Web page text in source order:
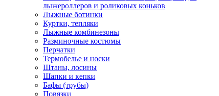
лыжероллеров и роликовых коньков
Лыжные ботинки
Куртки, тепляки
Лыжные комбинезоны
Разминочные костюмы
Перчатки
Термобелье и носки
Штаны, лосины
Шапки и кепки
Бафы (трубы)
Повязки